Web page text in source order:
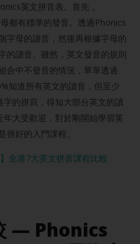
英文拼音表。首先，
都有標準的發音。透過Phonics
字母的讀音，然後再根據字母的
的讀音。雖然，英文發音的規則
合中不發音的情況，單單透過
知道所有英文的讀音，但至少
的拼寫，得知大部分英文的讀
大受歡迎，對於剛開始學習英
很好的入門課程。
全港7大英文拼音課程比較
— Phonics